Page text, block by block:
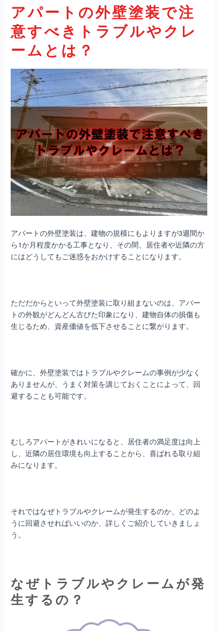
アパートの外壁塗装で注
意すべきトラブルやクレ
ームとは？
アパートの外壁塗装は、建物の規模にもよりますが3週間か
ら1か月程度かかる工事となり、その間、居住者や近隣の方
にはどうしてもご迷惑をおかけすることになります。
ただだからといって外壁塗装に取り組まないのは、アパー
トの外観がどんどん古びた印象になり、建物自体の損傷も
生じるため、資産価値を低下させることに繋がります。
確かに、外壁塗装ではトラブルやクレームの事例が少なく
ありませんが、うまく対策を講じておくことによって、回
避することも可能です。
むしろアパートがきれいになると、居住者の満足度は向上
し、近隣の居住環境も向上することから、喜ばれる取り組
みになります。
それではなぜトラブルやクレームが発生するのか、どのよ
うに回避させればいいのか、詳しくご紹介していきましょ
う。
なぜトラブルやクレームが発
生するの？